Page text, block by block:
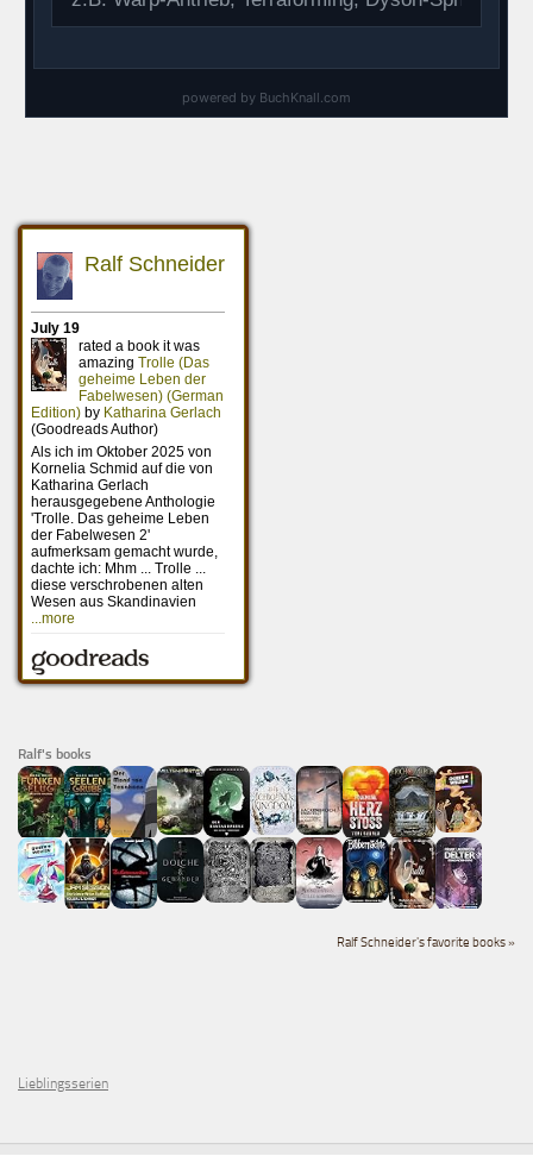
Ralf's books
Ralf Schneider's favorite books »
Lieblingsserien